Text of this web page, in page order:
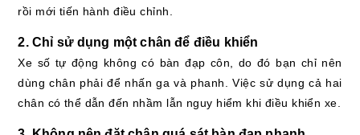
rồi mới tiến hành điều chỉnh.
2. Chỉ sử dụng một chân để điều khiển
Xe số tự động không có bàn đạp côn, do đó bạn chỉ nên
dùng chân phải để nhấn ga và phanh. Việc sử dụng cả hai
chân có thể dẫn đến nhầm lẫn nguy hiểm khi điều khiển xe.